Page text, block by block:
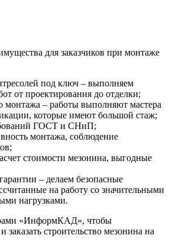
для заказчиков при монтаже
под ключ – выполняем
от проектирования до отделки;
монтажа – работы выполняют мастера
которые имеют большой стаж;
ГОСТ и СНиП;
монтажа, соблюдение
стоимости мезонина, выгодные
– делаем безопасные
на работу со значительными
нагрузками.
«ИнформКАД», чтобы
заказать строительство мезонина на